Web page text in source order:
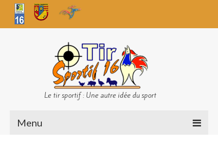
Le tir sportif : Une autre idée du sport
Menu